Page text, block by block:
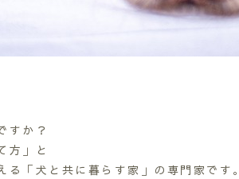
すか？
方」と
「犬と共に暮らす家」の専門家です。